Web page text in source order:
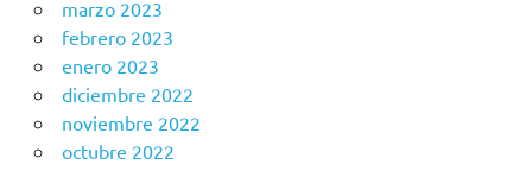
marzo 2023
febrero 2023
enero 2023
diciembre 2022
noviembre 2022
octubre 2022